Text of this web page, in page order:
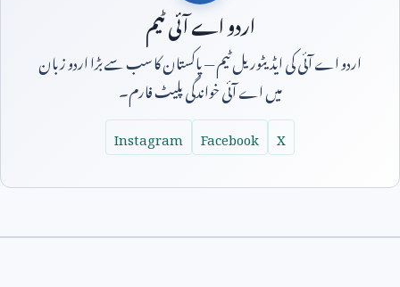
اردو اے آئی ٹیم
اردو اے آئی کی ایڈیٹوریل ٹیم — پاکستان کا سب سے بڑا اردو زبان
میں اے آئی خواندگی پلیٹ فارم۔
X
Facebook
Instagram